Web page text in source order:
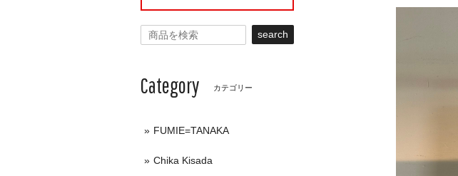
search
Category カテゴリー
FUMIE=TANAKA
Chika Kisada